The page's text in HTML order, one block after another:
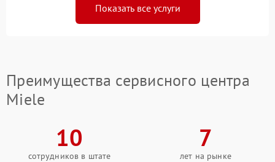
Показать все услуги
Преимущества сервисного центра
Miele
10
сотрудников в штате
7
лет на рынке